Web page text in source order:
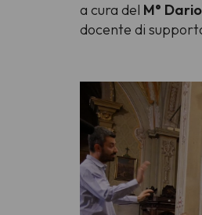
a cura del M°
docente di